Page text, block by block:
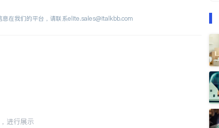
息在我们的平台，请联系elite.sales@italkbb.com
进行展示